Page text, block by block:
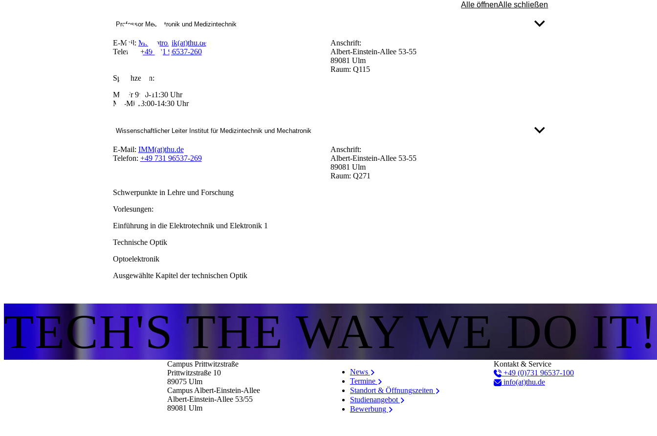
Alle öffnenAlle schließen
Professor Mechatronik und Medizintechnik
E-Mail: Mechatronik(at)thu.de
Telefon:
+49 731 96537-260
Anschrift:
Albert-Einstein-Allee 53-55
89081 Ulm
Raum: Q115
Sprechzeiten:
Mo-Fr 9:30-11:30 Uhr
Mo-Mi 13:00-14:30 Uhr
Wissenschaftlicher Leiter Institut für Medizintechnik und Mechatronik
E-Mail: IMM(at)thu.de
Telefon: +49 731 96537-269
Anschrift:
Albert-Einstein-Allee 53-55
89081 Ulm
Raum: Q271
Schwerpunkte in Lehre und Forschung
Vorlesungen:
Einführung in die Elektrotechnik und Elektronik 1
Technische Optik
Optoelektronik
Ausgewählte Kapitel der technischen Optik
TECH'S THE WAY WE DO IT!
Campus Prittwitzstraße
Prittwitzstraße 10
89075 Ulm
Campus Albert-Einstein-Allee
Albert-Einstein-Allee 53/​55
89081 Ulm
News
Termine
Standort & Öffnungszeiten
Studienangebot
Bewerbung
Kontakt & Service
+49 (0)731 96537-100
info(at)thu.de